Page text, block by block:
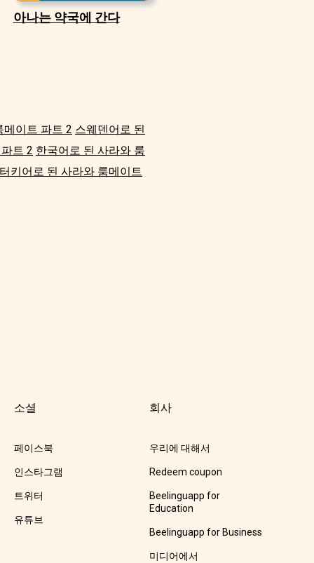
아나는 약국에 간다
메이트 파트 2 스웨덴어로 된
트 2 한국어로 된 사라와 룸
터키어로 된 사라와 룸메이트
소셜
페이스북
인스타그램
트위터
유튜브
회사
우리에 대해서
Redeem coupon
Beelinguapp for
Education
Beelinguapp for Business
미디어에서